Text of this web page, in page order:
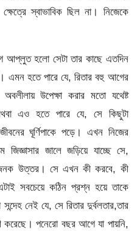
স্বাভাবিক ছিল না। নিজেকে
আপ্লুত হলো সেটা তার কাছে এতদিন
এমন হতে পারে যে, রিতার বহু আগের
অবলীলায় উপেক্ষা করার মতো যথেষ্ট
এও হতে পারে যে, সে কিছুটা
ঘূর্ণিপাকে পড়ে। এখন নিজের
জিজ্ঞাসার জালে জড়িয়ে যাচ্ছে সে,
উত্তর। সে এখন কী করবে, কী
সবচেয়ে কঠিন প্রশ্ন হয়ে তাকে
নেই যে, সে রিতার দুর্বলতার,তার
পনেরো বছর আগে যা পায়নি,